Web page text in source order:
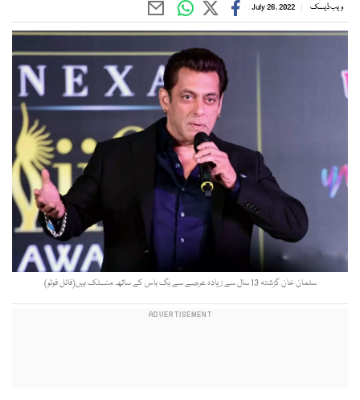
ویب ڈیسک July 26, 2022
سلمان خان گزشتہ 13 سال سے زیادہ عرصے سے بگ باس کے ساتھ منسلک ہیں(فائل فوٹو)